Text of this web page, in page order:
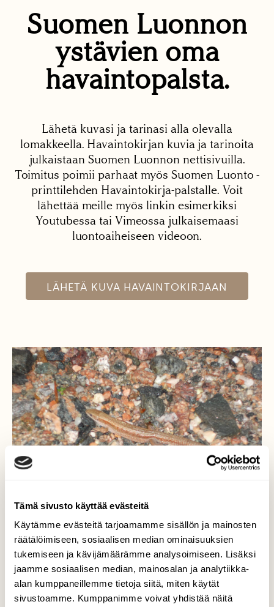
Tämä sivusto käyttää evästeitä
Käytämme evästeitä tarjoamamme sisällön ja mainosten
räätälöimiseen, sosiaalisen median ominaisuuksien
tukemiseen ja kävijämäärämme analysoimiseen. Lisäksi
jaamme sosiaalisen median, mainosalan ja analytiikka-
alan kumppaneillemme tietoja siitä, miten käytät
sivustoamme. Kumppanimme voivat yhdistää näitä
Suomen Luonnon
ystävien oma
havaintopalsta.
Lähetä kuvasi ja tarinasi alla olevalla
lomakkeella. Havaintokirjan kuvia ja tarinoita
julkaistaan Suomen Luonnon nettisivuilla.
Toimitus poimii parhaat myös Suomen Luonto -
printtilehden Havaintokirja-palstalle. Voit
lähettää meille myös linkin esimerkiksi
Youtubessa tai Vimeossa julkaisemaasi
luontoaiheiseen videoon.
LÄHETÄ KUVA HAVAINTOKIRJAAN
Sisilisko